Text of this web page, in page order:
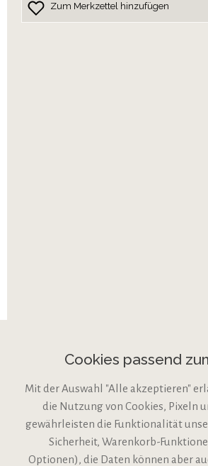
Zum Merkzettel hinzufügen
VIPINO Service
Cookies passend
Mit der Auswahl "Alle akzeptieren"
die Nutzung von Cookies, Pixeln
gewährleisten die Funktionalität
Sicherheit, Warenkorb-
Optionen), die Daten können aber